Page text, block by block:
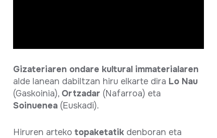
Gizateriaren ondare kultural immaterialaren
alde lanean dabiltzan hiru elkarte dira Lo Nau
(Gaskoinia), Ortzadar (Nafarroa) eta
Soinuenea(Euskadi).
Hiruren arteko topaketatikdenboran eta